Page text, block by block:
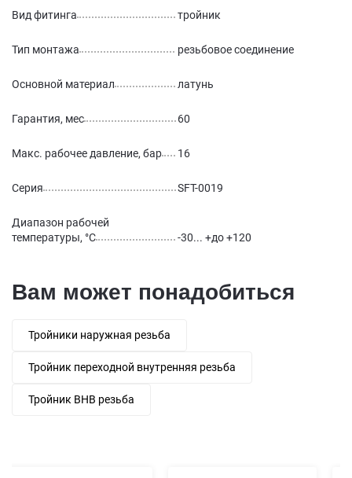
Вид фитинга тройник
Тип монтажа резьбовое соединение
Основной материал латунь
Гарантия, мес 60
Макс. рабочее давление, бар 16
Серия SFT-0019
Диапазон рабочей
температуры, °С
-30... +до +120
Вам может понадобиться
Тройники наружная резьба
Тройник переходной внутренняя резьба
Тройник ВНВ резьба